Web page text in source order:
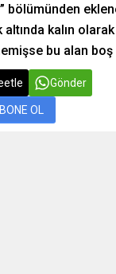
bölümünden
altında kalın
bu alan boş
Gönder
OL